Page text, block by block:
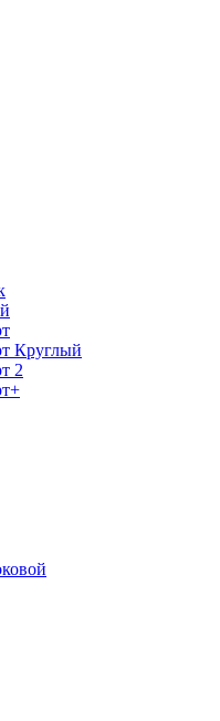
Круглый
2